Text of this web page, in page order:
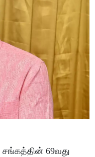
69வது